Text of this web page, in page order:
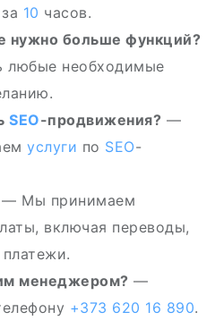
10 часов.
нужно больше функций?
необходимые
SEO-продвижения? —
услуги по SEO-
— Мы принимаем
включая переводы,
менеджером? —
+373 620 16 890.